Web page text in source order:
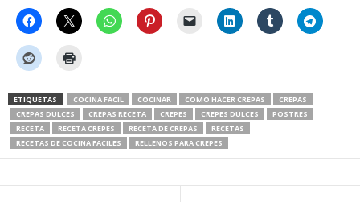
ETIQUETAS COCINA FACIL COCINAR COMO HACER CREPAS
CREPAS
CREPAS DULCES
CREPAS RECETA CREPES CREPES DULCES
POSTRES
RECETA
RECETA CREPES RECETA DE CREPAS
RECETAS
RECETAS DE COCINA FACILES
RELLENOS PARA CREPES